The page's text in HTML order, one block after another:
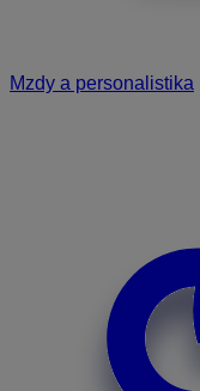
Mzdy a personalistika